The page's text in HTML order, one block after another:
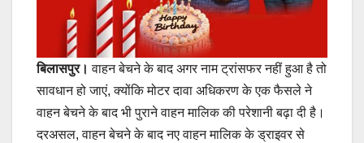
बिलासपुर। वाहन बेचने के बाद अगर नाम ट्रांसफर नहीं हुआ है तो
सावधान हो जाएं, क्योंकि मोटर दावा अधिकरण के एक फैसले ने
वाहन बेचने के बाद भी पुराने वाहन मालिक की परेशानी बढ़ा दी है।
दरअसल, वाहन बेचने के बाद नए वाहन मालिक के ड्राइवर से